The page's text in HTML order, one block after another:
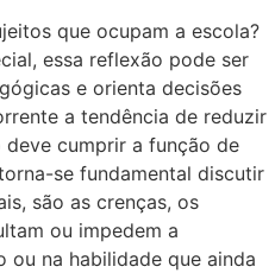
que ocupam a escola?
essa reflexão pode ser
e orienta decisões
a tendência de reduzir
cumprir a função de
se fundamental discutir
são as crenças, os
ou impedem a
ou na habilidade que ainda